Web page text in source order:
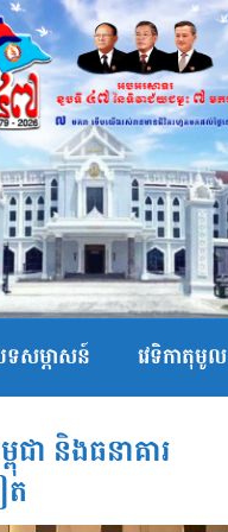
សម្ភាសន៍ វេទិកាតុមូល
ជា និងធនាគារ
ត